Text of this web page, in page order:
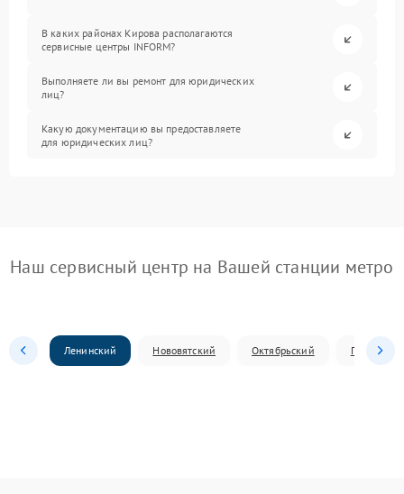
В каких районах Кирова располагаются
сервисные центры INFORM?
Выполняете ли вы ремонт для юридических
лиц?
Какую документацию вы предоставляете
для юридических лиц?
Наш сервисный центр на Вашей станции метро
Ленинский Нововятский Октябрьский